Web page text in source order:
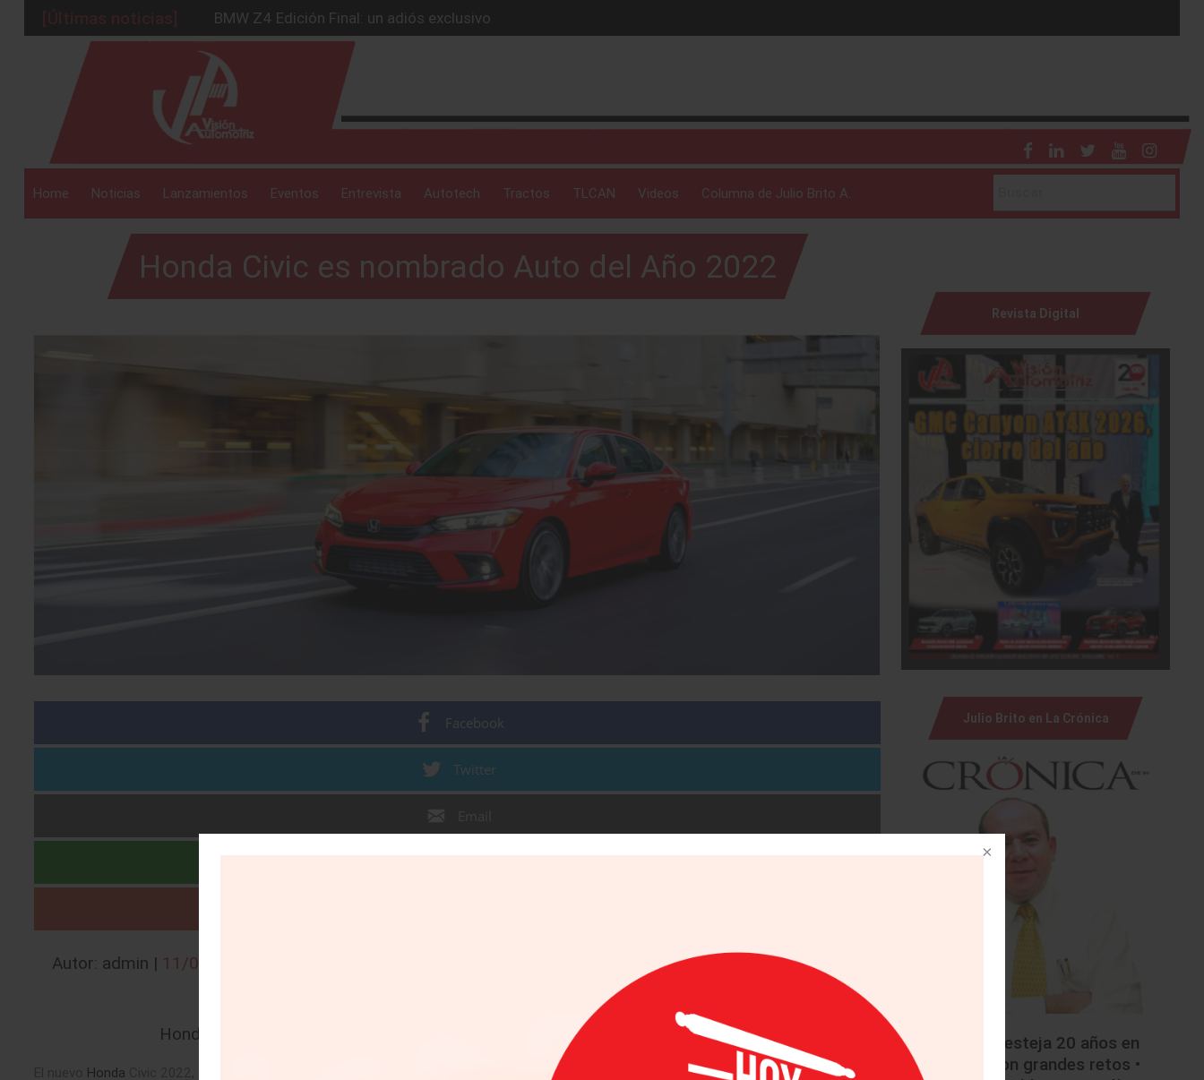
[Últimas noticias]
BMW Z4 Edición Final: un adiós exclusivo
Ford Edge Híbrida: la SUV que evoluciona
Ventas se estabilizan: INEGI
Será 2026, año de evolución profunda: Peñafiel
Chirey lanzará su primera pick-up en 2026
Home Noticias Lanzamientos Eventos Entrevista Autotech Tractos TLCAN Videos Columna de Julio Brito A.
Honda Civic es nombrado Auto del Año 2022
Facebook
Twitter
Autor: admin | 11/01/2022
Honda Civic gana premio al Auto del Año en Norteamérica por tercera ocasión.
Honda Civic 2022, en su undécima generación, es el vehículo compacto más popular de Estados Unidos y obtuvo el prestigioso
Revista Digital
Julio Brito en La Crónica
• Mazda festeja 20 años en
México con grandes retos •